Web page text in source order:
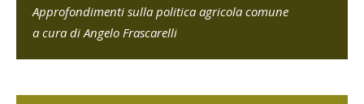
Approfondimenti sulla politica agricola comune
a cura di Angelo Frascarelli